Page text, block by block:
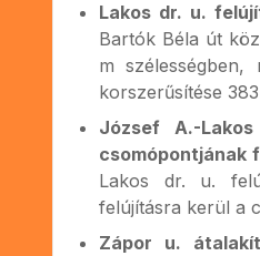
Lakos dr. u.
Bartók Béla út
m szélességben,
korszerűsítése
József A.-
csomópontjának
Lakos dr. u.
felújításra kerül a
Zápor u.